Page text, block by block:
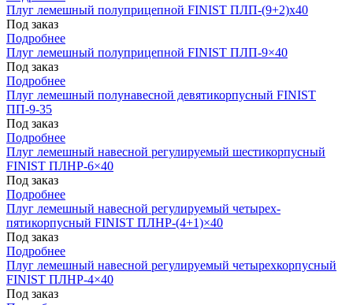
Плуг лемешный полуприцепной FINIST ПЛП-(9+2)x40
Под заказ
Подробнее
Плуг лемешный полуприцепной FINIST ПЛП-9×40
Под заказ
Подробнее
Плуг лемешный полунавесной девятикорпусный FINIST
ПП-9-35
Под заказ
Подробнее
Плуг лемешный навесной регулируемый шестикорпусный
FINIST ПЛНР-6×40
Под заказ
Подробнее
Плуг лемешный навесной регулируемый четырех-
пятикорпусный FINIST ПЛНР-(4+1)×40
Под заказ
Подробнее
Плуг лемешный навесной регулируемый четырехкорпусный
FINIST ПЛНР-4×40
Под заказ